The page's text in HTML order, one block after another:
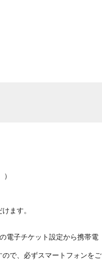
ます。
電子チケット設定から携帯電
で、必ずスマートフォンをご